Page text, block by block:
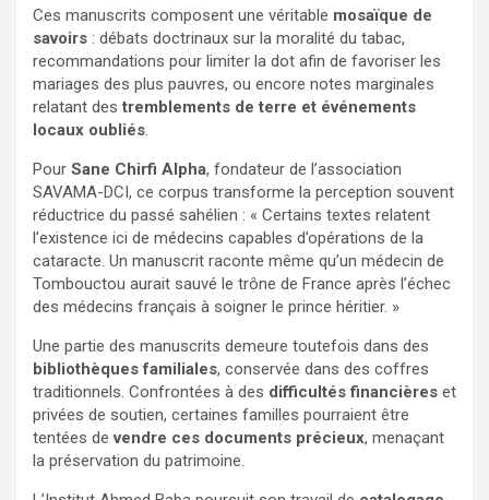
Ces manuscrits composent une véritable mosaïque de
savoirs : débats doctrinaux sur la moralité du tabac,
recommandations pour limiter la dot afin de favoriser les
mariages des plus pauvres, ou encore notes marginales
relatant destremblements de terre et événements
locaux oubliés.
Pour Sane Chirfi Alpha, fondateur de l’association
SAVAMA-DCI, ce corpus transforme la perception souvent
réductrice du passé sahélien : « Certains textes relatent
l’existence ici de médecins capables d’opérations de la
cataracte. Un manuscrit raconte même qu’un médecin de
Tombouctou aurait sauvé le trône de France après l’échec
des médecins français à soigner le prince héritier. »
Une partie des manuscrits demeure toutefois dans des
bibliothèques familiales, conservée dans des coffres
traditionnels. Confrontées à des difficultés financières et
privées de soutien, certaines familles pourraient être
tentées devendre ces documents précieux, menaçant
la préservation du patrimoine.